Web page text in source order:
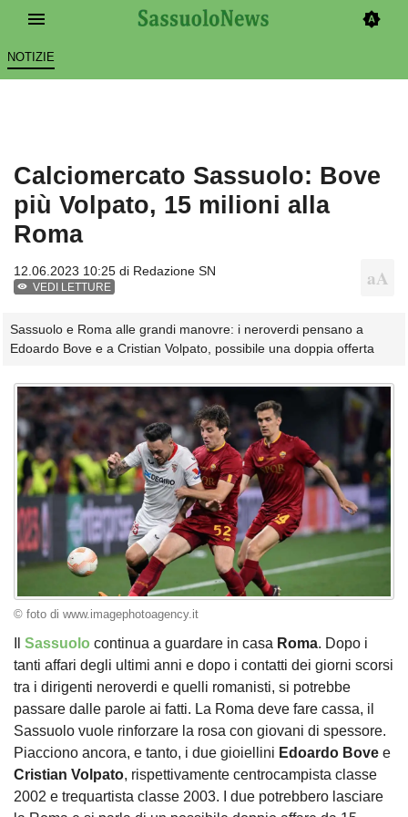
NOTIZIE
Calciomercato Sassuolo: Bove
più Volpato, 15 milioni alla
Roma
12.06.2023 10:25 di Redazione SN
VEDI LETTURE
Sassuolo e Roma alle grandi manovre: i neroverdi pensano a
Edoardo Bove e a Cristian Volpato, possibile una doppia offerta
© foto di www.imagephotoagency.it
Sassuolo continua a guardare in casa Roma. Dopo i
tanti affari degli ultimi anni e dopo i contatti dei giorni scorsi
tra i dirigenti neroverdi e quelli romanisti, si potrebbe
passare dalle parole ai fatti. La Roma deve fare cassa, il
Sassuolo vuole rinforzare la rosa con giovani di spessore.
Piacciono ancora, e tanto, i due gioiellini Edoardo Bove e
Cristian Volpato, rispettivamente centrocampista classe
2002 e trequartista classe 2003. I due potrebbero lasciare